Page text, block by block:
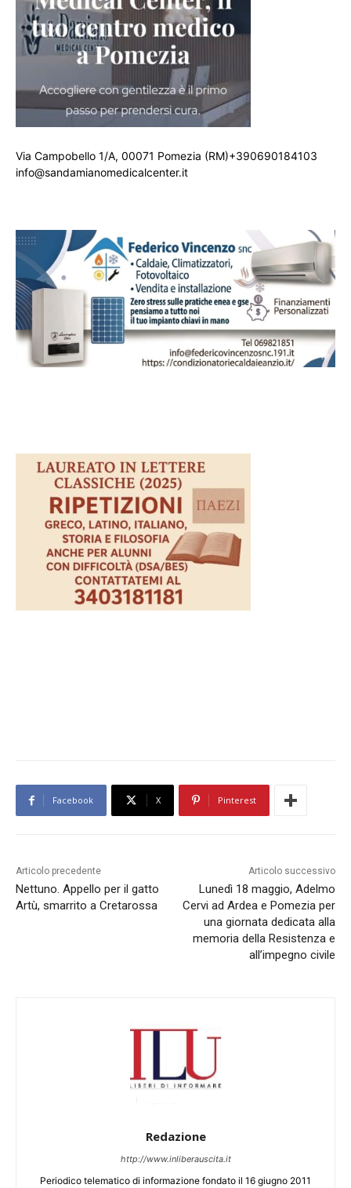
Via Campobello 1/A, 00071 Pomezia (RM)+390690184103
info@sandamianomedicalcenter.it
Facebook X Pinterest
Articolo precedente
Nettuno. Appello per il gatto
Artù, smarrito a Cretarossa
Articolo successivo
Lunedì 18 maggio, Adelmo
Cervi ad Ardea e Pomezia per
una giornata dedicata alla
memoria della Resistenza e
all’impegno civile
Redazione
http://www.inliberauscita.it
Periodico telematico di informazione fondato il 16 giugno 2011